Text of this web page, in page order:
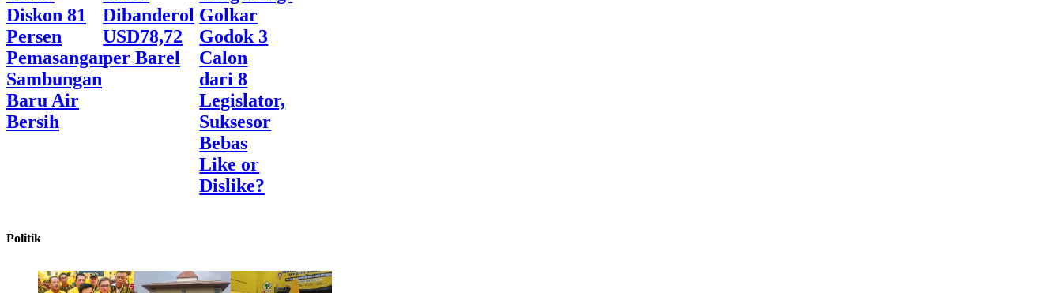
Diskon 81
Persen
Pemasangan
Sambungan
Baru Air
Bersih
Dibanderol
USD78,72
per Barel
Golkar
Godok 3
Calon
dari 8
Legislator,
Suksesor
Bebas
Like or
Dislike?
Politik